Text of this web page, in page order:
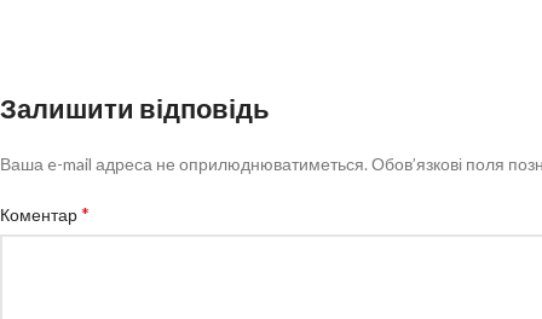
Залишити відповідь
Ваша e-mail адреса не оприлюднюватиметься. Обов’язкові поля
Коментар*